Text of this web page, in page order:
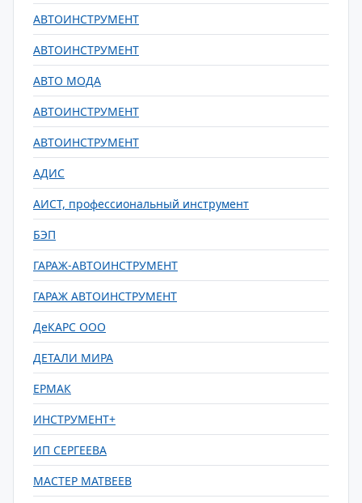
АВТОИНСТРУМЕНТ
АВТОИНСТРУМЕНТ
АВТО МОДА
АВТОИНСТРУМЕНТ
АВТОИНСТРУМЕНТ
АДИС
АИСТ, профессиональный инструмент
БЭП
ГАРАЖ-АВТОИНСТРУМЕНТ
ГАРАЖ АВТОИНСТРУМЕНТ
ДеКАРС ООО
ДЕТАЛИ МИРА
ЕРМАК
ИНСТРУМЕНТ+
ИП СЕРГЕЕВА
МАСТЕР МАТВЕЕВ